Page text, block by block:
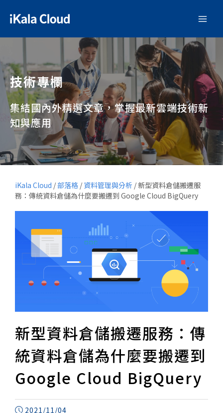
技術專欄
集結國內外精選文章，掌握最新雲端技術新
知與應用
iKala Cloud /部落格 / 資料管理與分析 /新型資料倉儲搬遷服
務：傳統資料倉儲為什麼要搬遷到 Google Cloud BigQuery
新型資料倉儲搬遷服務：傳
統資料倉儲為什麼要搬遷到
Google Cloud BigQuery
2021/11/04